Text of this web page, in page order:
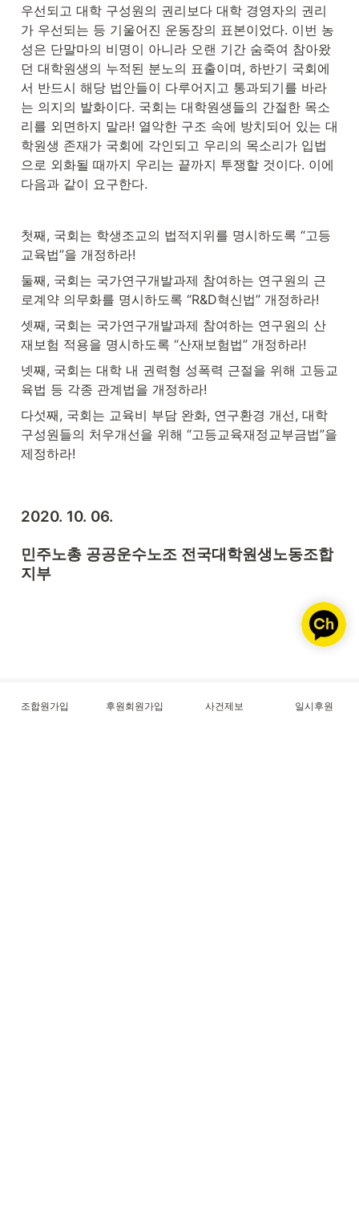
우선되고 대학 구성원의 권리보다 대학 경영자의 권리
가 우선되는 등 기울어진 운동장의 표본이었다. 이번 농
성은 단말마의 비명이 아니라 오랜 기간 숨죽여 참아왔
던 대학원생의 누적된 분노의 표출이며, 하반기 국회에
서 반드시 해당 법안들이 다루어지고 통과되기를 바라
는 의지의 발화이다. 국회는 대학원생들의 간절한 목소
리를 외면하지 말라! 열악한 구조 속에 방치되어 있는 대
학원생 존재가 국회에 각인되고 우리의 목소리가 입법
으로 외화될 때까지 우리는 끝까지 투쟁할 것이다. 이에
다음과 같이 요구한다.
첫째, 국회는 학생조교의 법적지위를 명시하도록 “고등
교육법”을 개정하라!
둘째, 국회는 국가연구개발과제 참여하는 연구원의 근
로계약 의무화를 명시하도록 “R&D혁신법” 개정하라!
셋째, 국회는 국가연구개발과제 참여하는 연구원의 산
재보험 적용을 명시하도록 “산재보험법” 개정하라!
넷째, 국회는 대학 내 권력형 성폭력 근절을 위해 고등교
육법 등 각종 관계법을 개정하라!
다섯째, 국회는 교육비 부담 완화, 연구환경 개선, 대학
구성원들의 처우개선을 위해 “고등교육재정교부금법”을
제정하라!
2020. 10. 06.
민주노총 공공운수노조 전국대학원생노동조합
지부
조합원가입 후원회원가입 사건제보 일시후원